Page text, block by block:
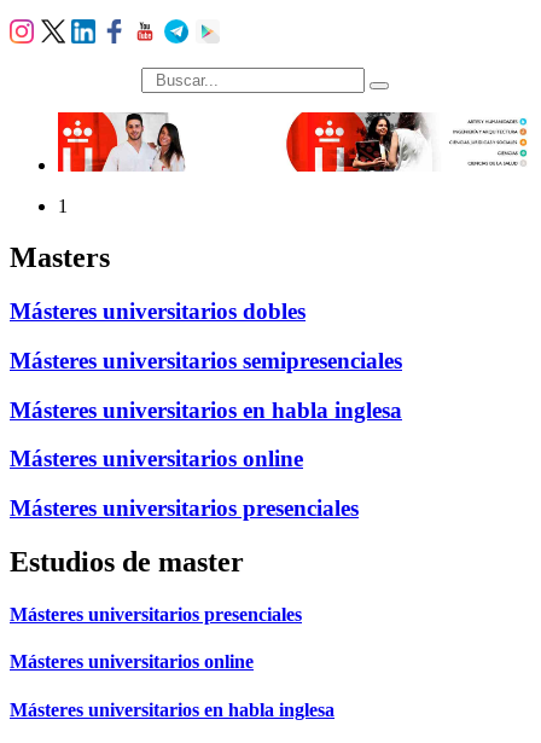
búsqueda
1
Masters
Másteres universitarios dobles
Másteres universitarios semipresenciales
Másteres universitarios en habla inglesa
Másteres universitarios online
Másteres universitarios presenciales
Estudios de master
Másteres universitarios presenciales
Másteres universitarios online
Másteres universitarios en habla inglesa